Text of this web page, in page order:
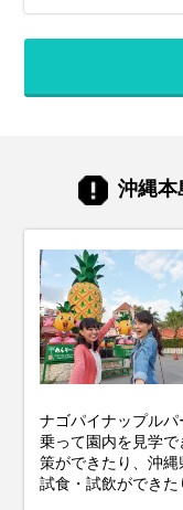
役
が
を
沖縄本
ナゴパイナップル
乗って園内を見学
策ができたり、沖
試食・試飲ができた